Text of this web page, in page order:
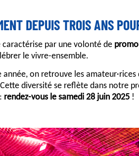
DEPUIS TROIS ANS
caractérise par une volonté de
le vivre-ensemble.
on retrouve les
diversité se reflète dans notre
rendez-vous le samedi 28 juin 2025 !